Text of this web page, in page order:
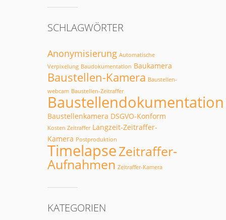
SCHLAGWÖRTER
Anonymisierung Automatische
Verpixelung Baudokumentation Baukamera
Baustellen-Kamera Baustellen-
webcam Baustellen-Zeitraffer
Baustellendokumentation
Baustellenkamera DSGVO-Konform
Kosten Zeitraffer Langzeit-Zeitraffer-
Kamera Postproduktion
TimelapseZeitraffer-
Aufnahmen Zeitraffer-Kamera
KATEGORIEN